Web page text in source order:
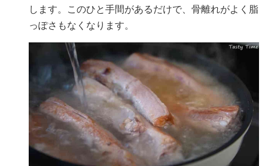
します。このひと手間があるだけで、骨離れがよく脂
っぽさもなくなります。